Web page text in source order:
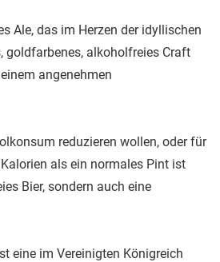
Ale, das im Herzen der idyllischen
alkoholfreies Craft
angenehmen
reduzieren wollen, oder für
als ein normales Pint ist
Bier, sondern auch eine
eine im Vereinigten Königreich